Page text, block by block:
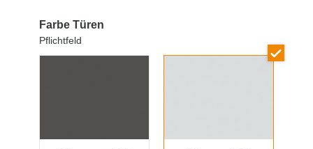
Farbe Türen
Pflichtfeld